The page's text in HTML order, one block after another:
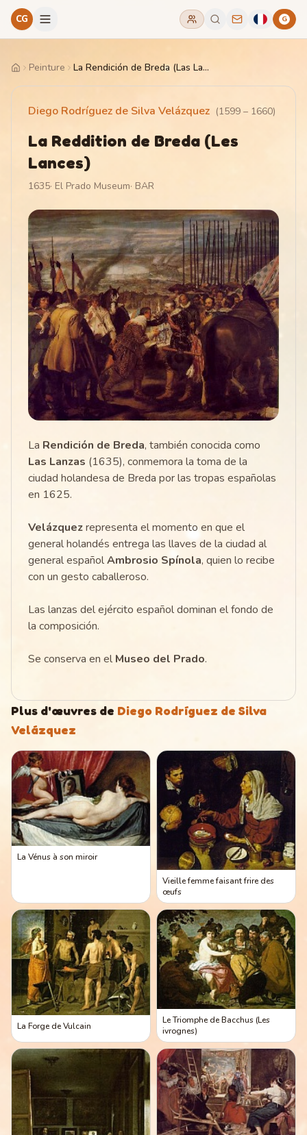
CG G
HomePeinture La Rendición de Breda (Las Lanzas)
Diego Rodríguez de Silva Velázquez (1599 – 1660)
La Reddition de Breda (Les
Lances)
1635· El Prado Museum· BAR
La Rendición de Breda, también conocida como
Las Lanzas (1635), conmemora la toma de la
ciudad holandesa de Breda por las tropas españolas
en 1625.
Velázquezrepresenta el momento en que el
general holandés entrega las llaves de la ciudad al
general españolAmbrosio Spínola, quien lo recibe
con un gesto caballeroso.
Las lanzas del ejército español dominan el fondo de
la composición.
Se conserva en el Museo del Prado.
Plus d'œuvres de Diego Rodríguez de Silva
Velázquez
La Vénus à son miroir
Vieille femme faisant frire des
œufs
La Forge de Vulcain
Le Triomphe de Bacchus (Les
ivrognes)